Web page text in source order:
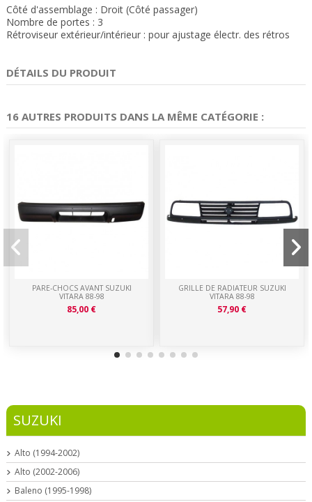
Côté d'assemblage : Droit (Côté passager)
Nombre de portes : 3
Rétroviseur extérieur/intérieur : pour ajustage électr. des rétros
DÉTAILS DU PRODUIT
16 AUTRES PRODUITS DANS LA MÊME CATÉGORIE :
PARE-CHOCS AVANT SUZUKI
VITARA 88-98
85,00 €
GRILLE DE RADIATEUR SUZUKI
VITARA 88-98
57,90 €
SUZUKI
Alto (1994-2002)
Alto (2002-2006)
Baleno (1995-1998)